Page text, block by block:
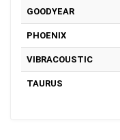
GOODYEAR
PHOENIX
VIBRACOUSTIC
TAURUS